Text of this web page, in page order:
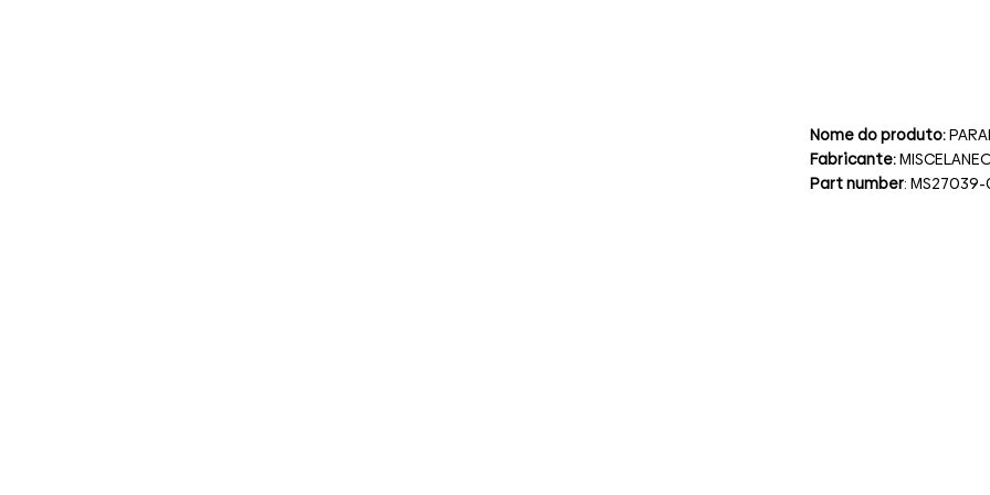
Nome do produto:
Fabricante:
Part number: